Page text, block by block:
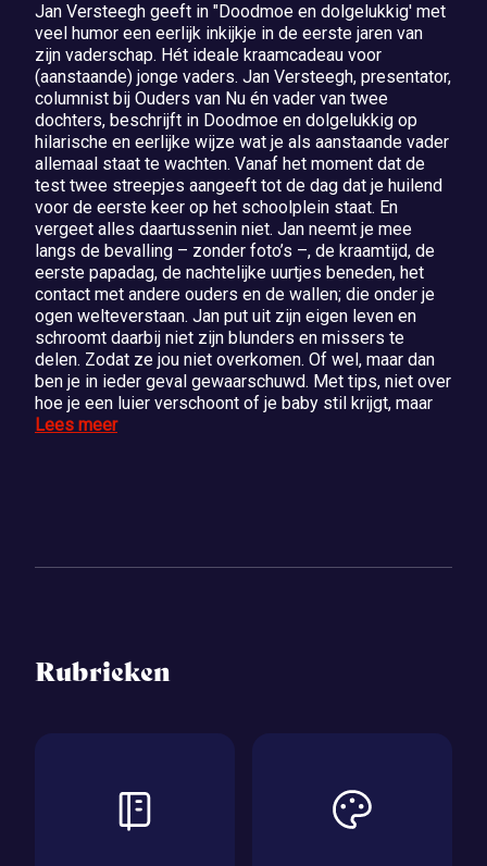
Jan Versteegh geeft in "Doodmoe en dolgelukkig' met
veel humor een eerlijk inkijkje in de eerste jaren van
zijn vaderschap. Hét ideale kraamcadeau voor
(aanstaande) jonge vaders. Jan Versteegh, presentator,
columnist bij Ouders van Nu én vader van twee
dochters, beschrijft in Doodmoe en dolgelukkig op
hilarische en eerlijke wijze wat je als aanstaande vader
allemaal staat te wachten. Vanaf het moment dat de
test twee streepjes aangeeft tot de dag dat je huilend
voor de eerste keer op het schoolplein staat. En
vergeet alles daartussenin niet. Jan neemt je mee
langs de bevalling – zonder foto’s –, de kraamtijd, de
eerste papadag, de nachtelijke uurtjes beneden, het
contact met andere ouders en de wallen; die onder je
ogen welteverstaan. Jan put uit zijn eigen leven en
schroomt daarbij niet zijn blunders en missers te
delen. Zodat ze jou niet overkomen. Of wel, maar dan
ben je in ieder geval gewaarschuwd. Met tips, niet over
hoe je een luier verschoont of je baby stil krijgt, maar
Lees meer
Rubrieken